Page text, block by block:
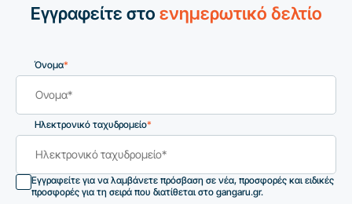
Εγγραφείτε στο ενημερωτικό δελτίο
Όνομα*
Ηλεκτρονικό ταχυδρομείο*
Εγγραφείτε για να λαμβάνετε πρόσβαση σε νέα, προσφορές και ειδικές
προσφορές για τη σειρά που διατίθεται στο gangaru.gr.